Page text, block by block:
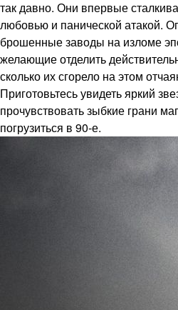
так давно. Они впервые
любовью и панической атакой.
брошенные заводы на изломе
желающие отделить
сколько их сгорело на этом
Приготовьтесь увидеть яркий
прочувствовать зыбкие грани
погрузиться в 90-е.